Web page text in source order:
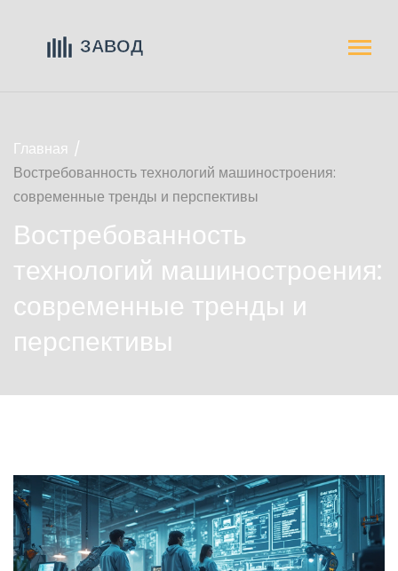
Главная
Востребованность технологий машиностроения:
современные тренды и перспективы
Востребованность
технологий машиностроения:
современные тренды и
перспективы